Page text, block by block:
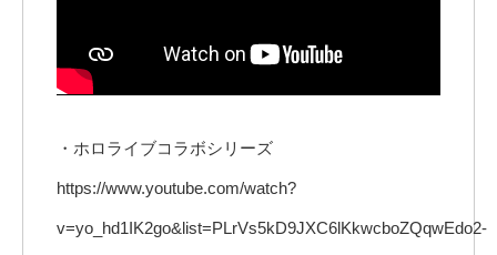
・ホロライブコラボシリーズ
https://www.youtube.com/watch?
v=yo_hd1IK2go&list=PLrVs5kD9JXC6lKkwcboZQqwEdo2-